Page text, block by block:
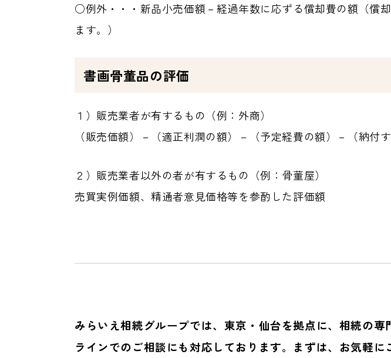
○例外・・・新品小売価額－経過年数に応ずる償却費の額（償
ます。）
書画骨董品の評価
１）販売業者が有するもの（例：外商）
（販売価額）－（適正利潤の額）－（予定経費の額）－（納付
２）販売業者以外の者が有するもの（例：骨董屋）
売買実例価額、精通者意見価格等を参酌した評価額
みらいえ相続グループでは、東京・仙台を拠点に、 相続の専
ラインでのご相談にも対応しております。まずは、お気軽に